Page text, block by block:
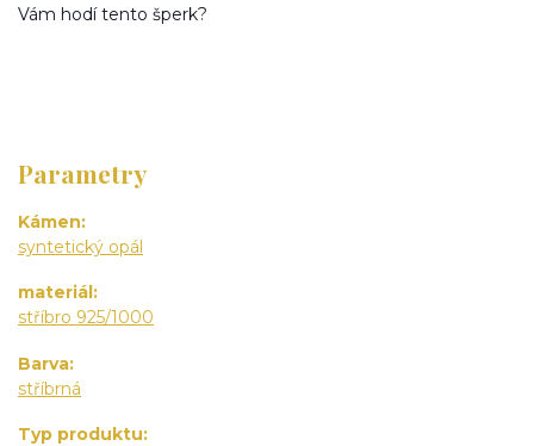
Vám hodí tento šperk?
Parametry
Kámen
syntetický opál
materiál
stříbro 925/1000
Barva
stříbrná
Typ produktu